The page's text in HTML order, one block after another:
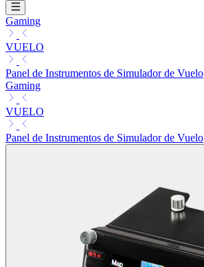
Gaming
VUELO
Panel de Instrumentos de Simulador de Vuelo
Gaming
VUELO
Panel de Instrumentos de Simulador de Vuelo